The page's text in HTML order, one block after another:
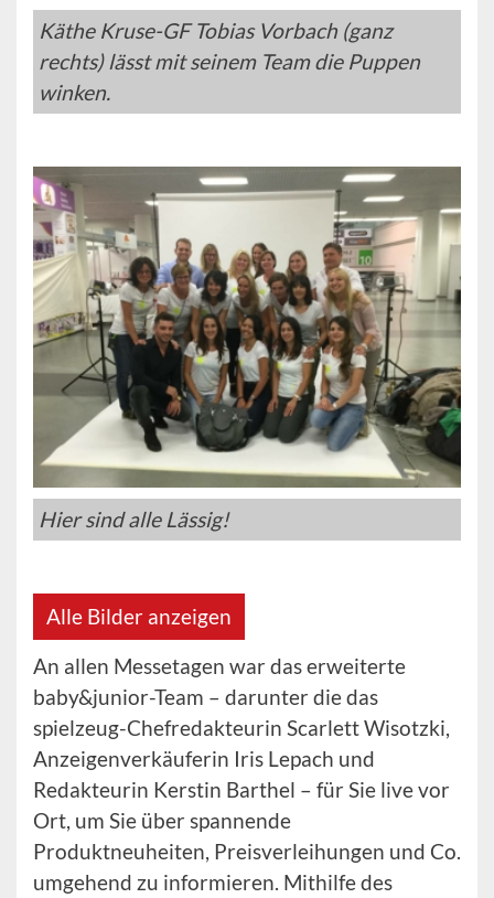
Käthe Kruse-GF Tobias Vorbach (ganz
rechts) lässt mit seinem Team die Puppen
winken.
Hier sind alle Lässig!
Alle Bilder anzeigen
An allen Messetagen war das erweiterte
baby&junior-Team – darunter die das
spielzeug-Chefredakteurin Scarlett Wisotzki,
Anzeigenverkäuferin Iris Lepach und
Redakteurin Kerstin Barthel – für Sie live vor
Ort, um Sie über spannende
Produktneuheiten, Preisverleihungen und Co.
umgehend zu informieren. Mithilfe des